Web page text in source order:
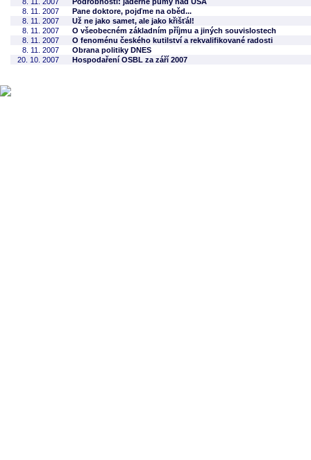
8. 11. 2007
Pane doktore, pojďme na oběd...
8. 11. 2007
Už ne jako samet, ale jako křišťál!
8. 11. 2007
O všeobecném základním příjmu a jiných souvislostech
8. 11. 2007
O fenoménu českého kutilství a rekvalifikované radosti
8. 11. 2007
Obrana politiky DNES
20. 10. 2007
Hospodaření OSBL za září 2007